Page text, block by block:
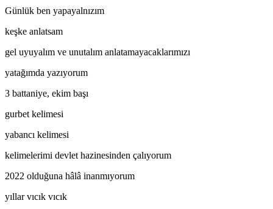
Günlük ben yapayalnızım
keşke anlatsam
gel uyuyalım ve unutalım anlatamayacaklarımızı
yatağımda yazıyorum
3 battaniye, ekim başı
gurbet kelimesi
yabancı kelimesi
kelimelerimi devlet hazinesinden çalıyorum
2022 olduğuna hâlâ inanmıyorum
yıllar vıcık vıcık